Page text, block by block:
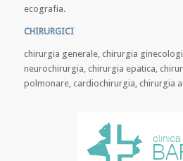
ecografia.
CHIRURGICI
chirurgia generale, chirurgia
neurochirurgia, chirurgia epatica,
polmonare, cardiochirurgia, chirurgia